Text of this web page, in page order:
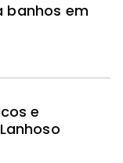
banhos em
e